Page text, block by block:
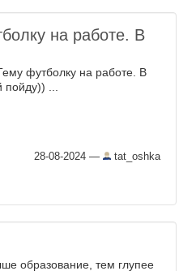
на работе. В
футболку на работе. В
пойду)) ...
28-08-2024 — tat_oshka
образование, тем глупее